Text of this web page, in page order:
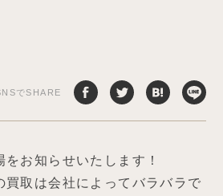
でSHARE
お知らせいたします！
買取は会社によってバラバラで